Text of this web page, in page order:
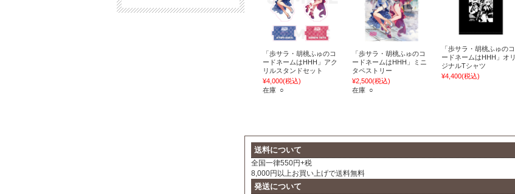
「歩サラ・胡桃ふゅのコ
ードネームはHHH」アク
リルスタンドセット
¥4,000(税込)
在庫 ○
「歩サラ・胡桃ふゅのコ
ードネームはHHH」ミニ
タペストリー
¥2,500(税込)
在庫 ○
「歩サラ・胡桃ふゅのコ
ードネームはHHH」オリ
ジナルTシャツ
¥4,400(税込)
送料について
全国一律550円+税
8,000円以上お買い上げで送料無料
発送について